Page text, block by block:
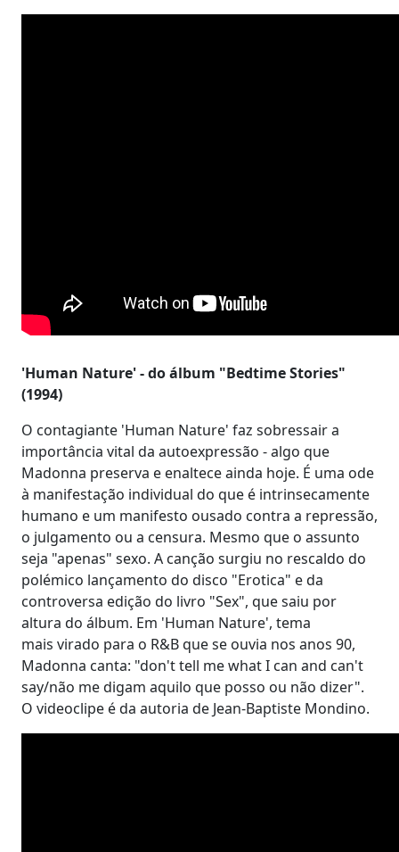
'Human Nature' - do álbum "Bedtime Stories"
(1994)
O contagiante 'Human Nature' faz sobressair a
importância vital da autoexpressão - algo que
Madonna preserva e enaltece ainda hoje. É uma ode
à manifestação individual do que é intrinsecamente
humano e um manifesto ousado contra a repressão,
o julgamento ou a censura. Mesmo que o assunto
seja "apenas" sexo. A canção surgiu no rescaldo do
polémico lançamento do disco "Erotica" e da
controversa edição do livro "Sex", que saiu por
altura do álbum. Em 'Human Nature', tema
mais virado para o R&B que se ouvia nos anos 90,
Madonna canta: "don't tell me what I can and can't
say/não me digam aquilo que posso ou não dizer".
O videoclipe é da autoria de Jean-Baptiste Mondino.